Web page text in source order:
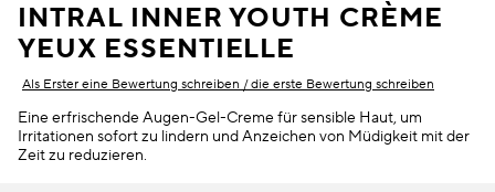
HYDRASKIN
Hautpflegeroutine
Reiniger und Toner
Feuchtigkeitspflege mit SPF-Schutz
Augen- und Lippenpflege
Feuchtigkeitsversorgung
Linien und Fältchen
Gemischte Haut
Stimulskin Plus
Essential Oil Elixir
Ideal Resource
OLIVIA SZMIDT
DIE WISSENSCHAFT DER LIEFERUNG
INTRAL INNER YOUTH CRÈME
YEUX ESSENTIELLE
Als Erster eine Bewertung schreiben / die erste Bewertung schreiben
Eine erfrischende Augen-Gel-Creme für sensible Haut, um
Irritationen sofort zu lindern und Anzeichen von Müdigkeit mit der
Zeit zu reduzieren.